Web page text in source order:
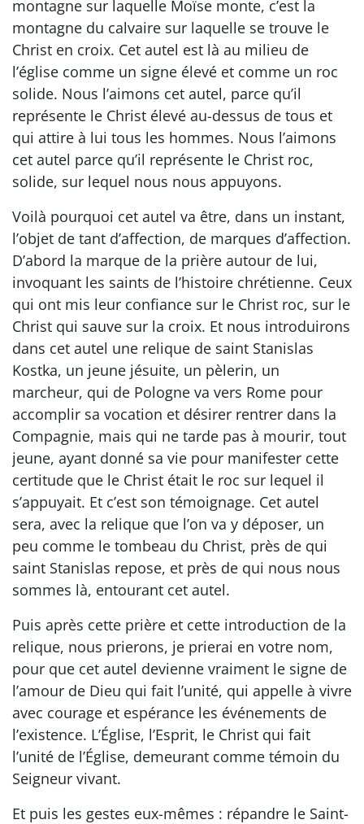
montagne sur laquelle Moïse monte, c’est la
montagne du calvaire sur laquelle se trouve le
Christ en croix. Cet autel est là au milieu de
l’église comme un signe élevé et comme un roc
solide. Nous l’aimons cet autel, parce qu’il
représente le Christ élevé au-dessus de tous et
qui attire à lui tous les hommes. Nous l’aimons
cet autel parce qu’il représente le Christ roc,
solide, sur lequel nous nous appuyons.
Voilà pourquoi cet autel va être, dans un instant,
l’objet de tant d’affection, de marques d’affection.
D’abord la marque de la prière autour de lui,
invoquant les saints de l’histoire chrétienne. Ceux
qui ont mis leur confiance sur le Christ roc, sur le
Christ qui sauve sur la croix. Et nous introduirons
dans cet autel une relique de saint Stanislas
Kostka, un jeune jésuite, un pèlerin, un
marcheur, qui de Pologne va vers Rome pour
accomplir sa vocation et désirer rentrer dans la
Compagnie, mais qui ne tarde pas à mourir, tout
jeune, ayant donné sa vie pour manifester cette
certitude que le Christ était le roc sur lequel il
s’appuyait. Et c’est son témoignage. Cet autel
sera, avec la relique que l’on va y déposer, un
peu comme le tombeau du Christ, près de qui
saint Stanislas repose, et près de qui nous nous
sommes là, entourant cet autel.
Puis après cette prière et cette introduction de la
relique, nous prierons, je prierai en votre nom,
pour que cet autel devienne vraiment le signe de
l’amour de Dieu qui fait l’unité, qui appelle à vivre
avec courage et espérance les événements de
l’existence. L’Église, l’Esprit, le Christ qui fait
l’unité de l’Église, demeurant comme témoin du
Seigneur vivant.
Et puis les gestes eux-mêmes : répandre le Saint-